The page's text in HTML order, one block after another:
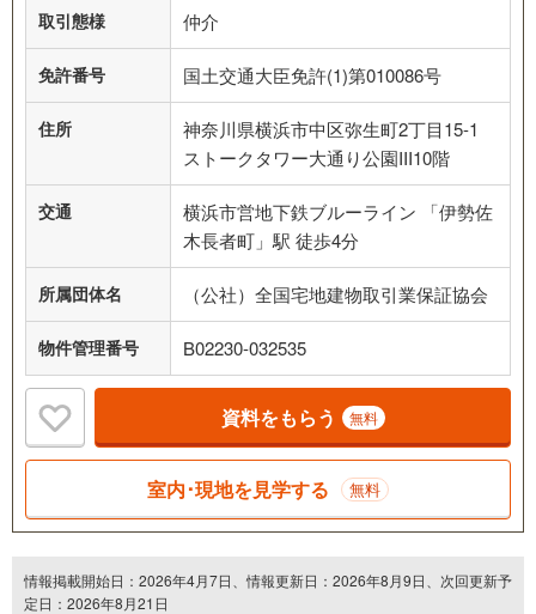
取引態様 仲介
免許番号 国土交通大臣免許(1)第010086号
住所
神奈川県横浜市中区弥生町2丁目15-1
ストークタワー大通り公園III10階
交通
横浜市営地下鉄ブルーライン 「伊勢佐
木長者町」駅 徒歩4分
所属団体名 （公社）全国宅地建物取引業保証協会
物件管理番号 B02230-032535
資料をもらう 無料
室内･現地を見学する 無料
情報掲載開始日：2026年4月7日、情報更新日：2026年8月9日、次回更新予
定日：2026年8月21日